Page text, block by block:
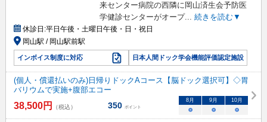
来センター病院の西隣に岡山済生会予防医
学健診センターがオープ... 続きを読む▼
休診日:平日午後・土曜日午後・日・祝日
岡山駅 / 岡山駅前駅
インボイス制度に対応 日本人間ドック学会機能評価認定施設
(個人・償還払いのみ)日帰りドックAコース【脳ドック選択可】◇胃
バリウムで実施+腹部エコー
38,500円 （税込） 350 ポイント
8月 9月 10月
○ ○ ○